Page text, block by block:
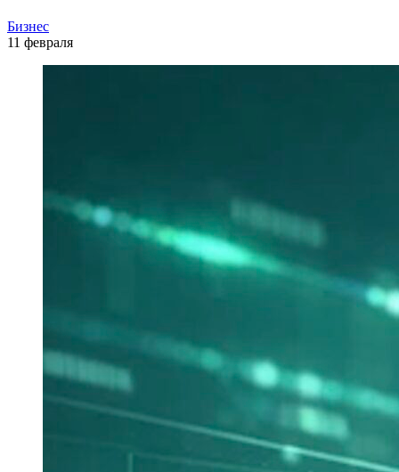
Бизнес
11 февраля